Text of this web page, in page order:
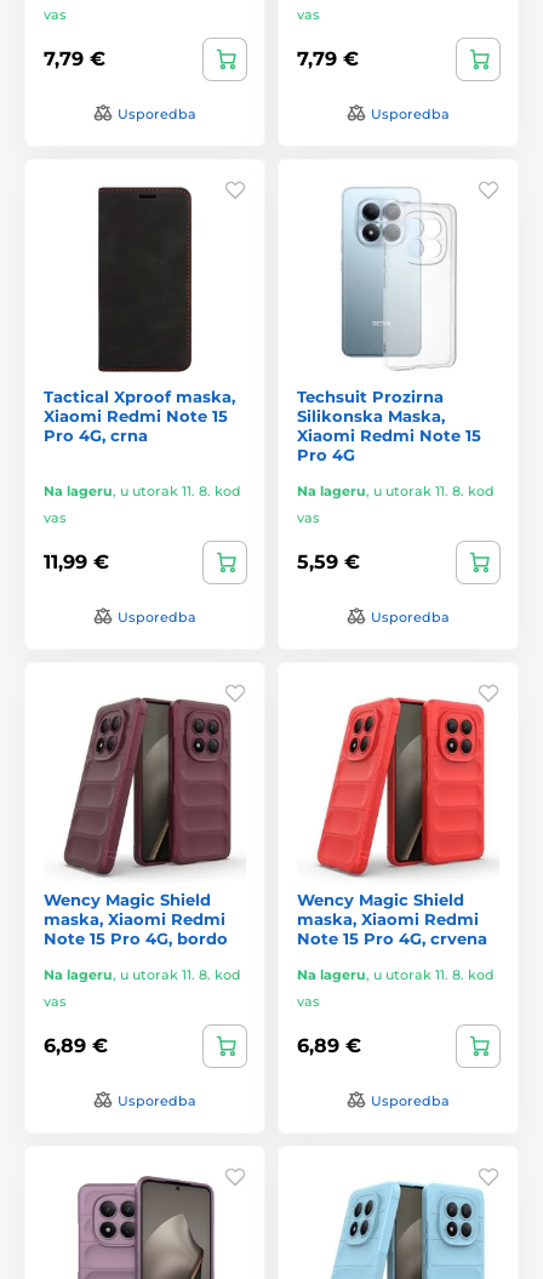
vas
7,79 €
Usporedba
vas
7,79 €
Usporedba
Tactical Xproof maska,
Xiaomi Redmi Note 15
Pro 4G, crna
Na lageru, u utorak 11. 8. kod
vas
11,99 €
Usporedba
Techsuit Prozirna
Silikonska Maska,
Xiaomi Redmi Note 15
Pro 4G
Na lageru, u utorak 11. 8. kod
vas
5,59 €
Usporedba
Wency Magic Shield
maska, Xiaomi Redmi
Note 15 Pro 4G, bordo
Na lageru, u utorak 11. 8. kod
vas
6,89 €
Usporedba
Wency Magic Shield
maska, Xiaomi Redmi
Note 15 Pro 4G, crvena
Na lageru, u utorak 11. 8. kod
vas
6,89 €
Usporedba